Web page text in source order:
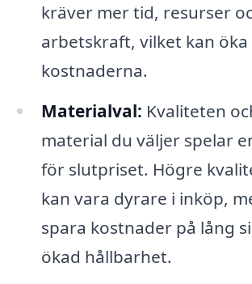
kräver mer tid, resurser
arbetskraft, vilket kan öka
kostnaderna.
Materialval: Kvaliteten
material du väljer spelar
för slutpriset. Högre
kan vara dyrare i inköp,
spara kostnader på lång
ökad hållbarhet.